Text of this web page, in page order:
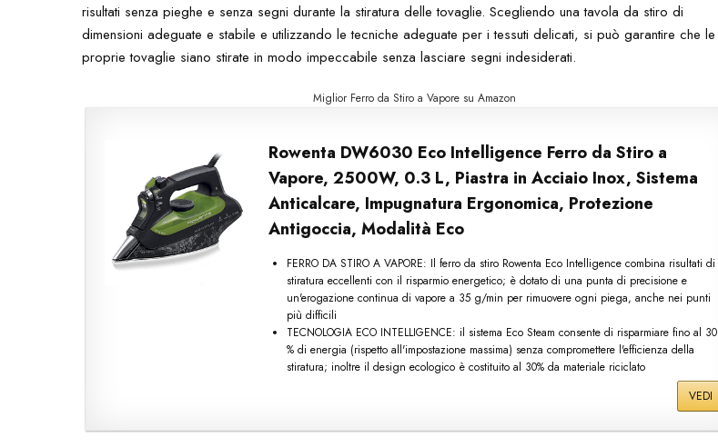
risultati senza pieghe e senza segni durante la stiratura delle tovaglie. Scegliendo una tavola da stiro di
dimensioni adeguate e stabile e utilizzando le tecniche adeguate per i tessuti delicati, si può garantire che le
proprie tovaglie siano stirate in modo impeccabile senza lasciare segni indesiderati.
Miglior Ferro da Stiro a Vapore su Amazon
Rowenta DW6030 Eco Intelligence Ferro da Stiro a
Vapore, 2500W, 0.3 L, Piastra in Acciaio Inox, Sistema
Anticalcare, Impugnatura Ergonomica, Protezione
Antigoccia, Modalità Eco
FERRO DA STIRO A VAPORE: Il ferro da stiro Rowenta Eco Intelligence combina risultati di
stiratura eccellenti con il risparmio energetico; è dotato di una punta di precisione e
un'erogazione continua di vapore a 35 g/min per rimuovere ogni piega, anche nei punti
più difficili
TECNOLOGIA ECO INTELLIGENCE: il sistema Eco Steam consente di risparmiare fino al 30
% di energia (rispetto all'impostazione massima) senza compromettere l'efficienza della
stiratura; inoltre il design ecologico è costituito al 30% da materiale riciclato
VEDI